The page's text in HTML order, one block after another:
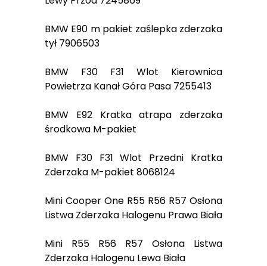
BMW E90 m pakiet zaślepka zderzaka
tył 7906503
BMW F30 F31 Wlot Kierownica
Powietrza Kanał Góra Pasa 7255413
BMW E92 Kratka atrapa zderzaka
środkowa M-pakiet
BMW F30 F31 Wlot Przedni Kratka
Zderzaka M-pakiet 8068124
Mini Cooper One R55 R56 R57 Osłona
Listwa Zderzaka Halogenu Prawa Biała
Mini R55 R56 R57 Osłona Listwa
Zderzaka Halogenu Lewa Biała